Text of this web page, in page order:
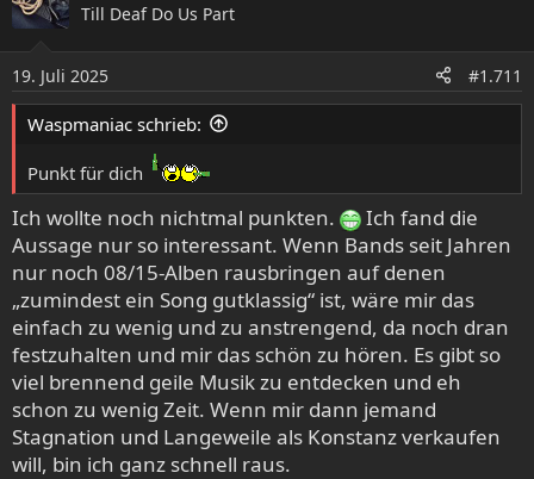
Till Deaf Do Us Part
19. Juli 2025 #1.711
Waspmaniac schrieb:
Punkt für dich
Ich wollte noch nichtmal punkten.
Ich fand die
Aussage nur so interessant. Wenn Bands seit Jahren
nur noch 08/15-Alben rausbringen auf denen
„zumindest ein Song gutklassig“ ist, wäre mir das
einfach zu wenig und zu anstrengend, da noch dran
festzuhalten und mir das schön zu hören. Es gibt so
viel brennend geile Musik zu entdecken und eh
schon zu wenig Zeit. Wenn mir dann jemand
Stagnation und Langeweile als Konstanz verkaufen
will, bin ich ganz schnell raus.